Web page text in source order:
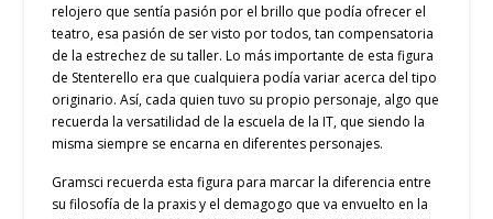
relojero que sentía pasión por el brillo que podía ofrecer el
teatro, esa pasión de ser visto por todos, tan compensatoria
de la estrechez de su taller. Lo más importante de esta figura
de Stenterello era que cualquiera podía variar acerca del tipo
originario. Así, cada quien tuvo su propio personaje, algo que
recuerda la versatilidad de la escuela de la IT, que siendo la
misma siempre se encarna en diferentes personajes.
Gramsci recuerda esta figura para marcar la diferencia entre
su filosofía de la praxis y el demagogo que va envuelto en la